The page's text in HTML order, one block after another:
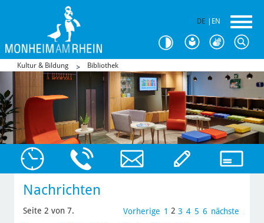
DE EN
Kultur & Bildung Bibliothek
Nachrichten
Seite 2 von 7. Vorherige 1 2 3 4 5 6 nächste